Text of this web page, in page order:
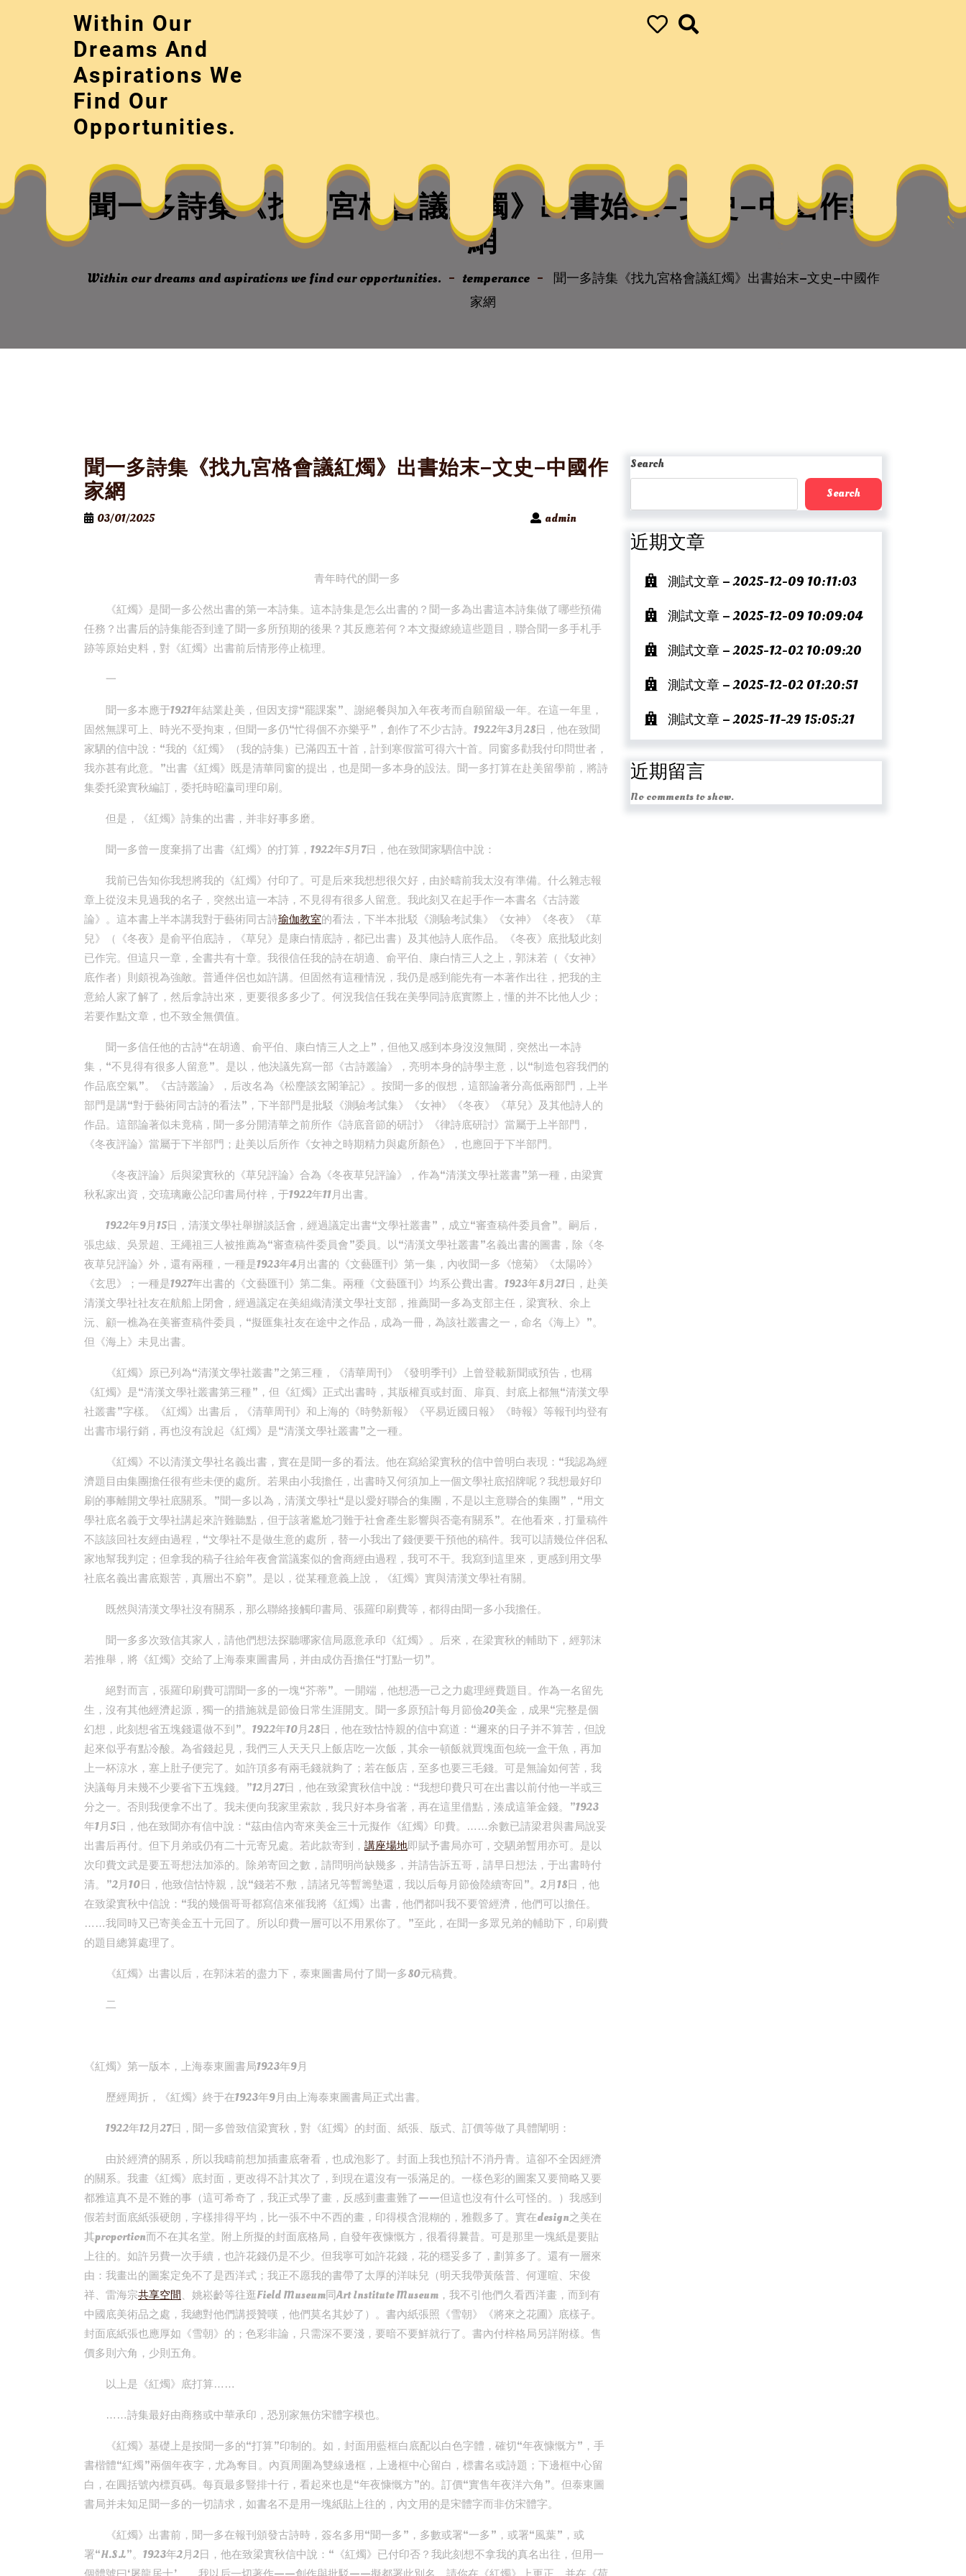
Within Our
Dreams And
Aspirations We
Find Our
Opportunities.
聞一多詩集《找九宮格會議紅燭》出書始末–文史–中國作家
網
Within our dreams and aspirations we find our opportunities. temperance
聞一多詩集《找九宮格會議紅燭》出書始末–文史–中國作
家網
聞一多詩集《找九宮格會議紅燭》出書始末–文史–中國作
家網
03/01/2025 admin
青年時代的聞一多
《紅燭》是聞一多公然出書的第一本詩集。這本詩集是怎么出書的？聞一多為出書這本詩集做了哪些預備
任務？出書后的詩集能否到達了聞一多所預期的後果？其反應若何？本文擬繚繞這些題目，聯合聞一多手札手
跡等原始史料，對《紅燭》出書前后情形停止梳理。
一
聞一多本應于1921年結業赴美，但因支撐“罷課案”、謝絕餐與加入年夜考而自願留級一年。在這一年里，
固然無課可上、時光不受拘束，但聞一多仍“忙得個不亦樂乎”，創作了不少古詩。1922年3月28日，他在致聞
家駟的信中說：“我的《紅燭》（我的詩集）已滿四五十首，計到寒假當可得六十首。同窗多勸我付印問世者，
我亦甚有此意。”出書《紅燭》既是清華同窗的提出，也是聞一多本身的設法。聞一多打算在赴美留學前，將詩
集委托梁實秋編訂，委托時昭瀛司理印刷。
但是，《紅燭》詩集的出書，并非好事多磨。
聞一多曾一度棄捐了出書《紅燭》的打算，1922年5月7日，他在致聞家駟信中說：
我前已告知你我想將我的《紅燭》付印了。可是后來我想想很欠好，由於疇前我太沒有準備。什么雜志報
章上從沒未見過我的名子，突然出這一本詩，不見得有很多人留意。我此刻又在起手作一本書名《古詩叢
論》。這本書上半本講我對于藝術同古詩瑜伽教室的看法，下半本批駁《測驗考試集》《女神》《冬夜》《草
兒》（《冬夜》是俞平伯底詩，《草兒》是康白情底詩，都已出書）及其他詩人底作品。《冬夜》底批駁此刻
已作完。但這只一章，全書共有十章。我很信任我的詩在胡適、俞平伯、康白情三人之上，郭沫若（《女神》
底作者）則頗視為強敵。普通伴侶也如許講。但固然有這種情況，我仍是感到能先有一本著作出往，把我的主
意給人家了解了，然后拿詩出來，更要很多多少了。何況我信任我在美學同詩底實際上，懂的并不比他人少；
若要作點文章，也不致全無價值。
聞一多信任他的古詩“在胡適、俞平伯、康白情三人之上”，但他又感到本身沒沒無聞，突然出一本詩
集，“不見得有很多人留意”。是以，他決議先寫一部《古詩叢論》，亮明本身的詩學主意，以“制造包容我們的
作品底空氣”。《古詩叢論》，后改名為《松麈談玄閣筆記》。按聞一多的假想，這部論著分高低兩部門，上半
部門是講“對于藝術同古詩的看法”，下半部門是批駁《測驗考試集》《女神》《冬夜》《草兒》及其他詩人的
作品。這部論著似未竟稿，聞一多分開清華之前所作《詩底音節的研討》《律詩底研討》當屬于上半部門，
《冬夜評論》當屬于下半部門；赴美以后所作《女神之時期精力與處所顏色》，也應回于下半部門。
《冬夜評論》后與梁實秋的《草兒評論》合為《冬夜草兒評論》，作為“清漢文學社叢書”第一種，由梁實
秋私家出資，交琉璃廠公記印書局付梓，于1922年11月出書。
1922年9月15日，清漢文學社舉辦談話會，經過議定出書“文學社叢書”，成立“審查稿件委員會”。嗣后，
張忠紱、吳景超、王繩祖三人被推薦為“審查稿件委員會”委員。以“清漢文學社叢書”名義出書的圖書，除《冬
夜草兒評論》外，還有兩種，一種是1923年4月出書的《文藝匯刊》第一集，內收聞一多《憶菊》《太陽吟》
《玄思》；一種是1927年出書的《文藝匯刊》第二集。兩種《文藝匯刊》均系公費出書。1923年8月21日，赴美
清漢文學社社友在航船上閉會，經過議定在美組織清漢文學社支部，推薦聞一多為支部主任，梁實秋、余上
沅、顧一樵為在美審查稿件委員，“擬匯集社友在途中之作品，成為一冊，為該社叢書之一，命名《海上》”。
但《海上》未見出書。
《紅燭》原已列為“清漢文學社叢書”之第三種，《清華周刊》《發明季刊》上曾登載新聞或預告，也稱
《紅燭》是“清漢文學社叢書第三種”，但《紅燭》正式出書時，其版權頁或封面、扉頁、封底上都無“清漢文學
社叢書”字樣。《紅燭》出書后，《清華周刊》和上海的《時勢新報》《平易近國日報》《時報》等報刊均登有
出書市場行銷，再也沒有說起《紅燭》是“清漢文學社叢書”之一種。
《紅燭》不以清漢文學社名義出書，實在是聞一多的看法。他在寫給梁實秋的信中曾明白表現：“我認為經
濟題目由集團擔任很有些未便的處所。若果由小我擔任，出書時又何須加上一個文學社底招牌呢？我想最好印
刷的事離開文學社底關系。”聞一多以為，清漢文學社“是以愛好聯合的集團，不是以主意聯合的集團”，“用文
學社底名義于文學社講起來許難聽點，但于該著尷尬刁難于社會產生影響與否毫有關系”。在他看來，打量稿件
不該該回社友經由過程，“文學社不是做生意的處所，替一小我出了錢便要干預他的稿件。我可以請幾位伴侶私
家地幫我判定；但拿我的稿子往給年夜會當議案似的會商經由過程，我可不干。我寫到這里來，更感到用文學
社底名義出書底艱苦，真層出不窮”。是以，從某種意義上說，《紅燭》實與清漢文學社有關。
既然與清漢文學社沒有關系，那么聯絡接觸印書局、張羅印刷費等，都得由聞一多小我擔任。
聞一多多次致信其家人，請他們想法探聽哪家信局愿意承印《紅燭》。后來，在梁實秋的輔助下，經郭沫
若推舉，將《紅燭》交給了上海泰東圖書局，并由成仿吾擔任“打點一切”。
絕對而言，張羅印刷費可謂聞一多的一塊“芥蒂”。一開端，他想憑一己之力處理經費題目。作為一名留先
生，沒有其他經濟起源，獨一的措施就是節儉日常生涯開支。聞一多原預計每月節儉20美金，成果“完整是個
幻想，此刻想省五塊錢還做不到”。1922年10月28日，他在致怙恃親的信中寫道：“邇來的日子并不算苦，但說
起來似乎有點冷酸。為省錢起見，我們三人天天只上飯店吃一次飯，其余一頓飯就買塊面包統一盒干魚，再加
上一杯涼水，塞上肚子便完了。如許頂多有兩毛錢就夠了；若在飯店，至多也要三毛錢。可是無論如何苦，我
決議每月未幾不少要省下五塊錢。”12月27日，他在致梁實秋信中說：“我想印費只可在出書以前付他一半或三
分之一。否則我便拿不出了。我未便向我家里索款，我只好本身省著，再在這里借點，湊成這筆金錢。”1923
年1月5日，他在致聞亦有信中說：“茲由信內寄來美金三十元擬作《紅燭》印費。……余數已請梁君與書局說妥
出書后再付。但下月弟或仍有二十元寄兄處。若此款寄到， 講座場地即賦予書局亦可，交駟弟暫用亦可。是以
次印費文武是要五哥想法加添的。除弟寄回之數，請問明尚缺幾多，并請告訴五哥，請早日想法，于出書時付
清。”2月10日，他致信怙恃親，說“錢若不敷，請諸兄等暫籌墊還，我以后每月節儉陸續寄回”。2月18日，他
在致梁實秋中信說：“我的幾個哥哥都寫信來催我將《紅燭》出書，他們都叫我不要管經濟，他們可以擔任。
……我同時又已寄美金五十元回了。所以印費一層可以不用累你了。”至此，在聞一多眾兄弟的輔助下，印刷費
的題目總算處理了。
《紅燭》出書以后，在郭沫若的盡力下，泰東圖書局付了聞一多80元稿費。
二
《紅燭》第一版本，上海泰東圖書局1923年9月
歷經周折，《紅燭》終于在1923年9月由上海泰東圖書局正式出書。
1922年12月27日，聞一多曾致信梁實秋，對《紅燭》的封面、紙張、版式、訂價等做了具體闡明：
由於經濟的關系，所以我疇前想加插畫底奢看，也成泡影了。封面上我也預計不消丹青。這卻不全因經濟
的關系。我畫《紅燭》底封面，更改得不計其次了，到現在還沒有一張滿足的。一樣色彩的圖案又要簡略又要
都雅這真不是不難的事（這可希奇了，我正式學了畫，反感到畫畫難了——但這也沒有什么可怪的。）我感到
假若封面底紙張硬朗，字樣排得平均，比一張不中不西的畫，印得模含混糊的，雅觀多了。實在design之美在
其proportion而不在其名堂。附上所擬的封面底格局，自發年夜慷慨方，很看得曩昔。可是那里一塊紙是要貼
上往的。如許另費一次手續，也許花錢仍是不少。但我寧可如許花錢，花的穩妥多了，劃算多了。還有一層來
由：我畫出的圖案定免不了是西洋式；我正不愿我的書帶了太厚的洋味兒（明天我帶黃蔭普、何運暄、宋俊
祥、雷海宗共享空間、姚崧齡等往逛Field Museum同Art Institute Museum，我不引他們久看西洋畫，而到有
中國底美術品之處，我總對他們講授贊嘆，他們莫名其妙了）。書內紙張照《雪朝》《將來之花圃》底樣子。
封面底紙張也應厚如《雪朝》的；色彩非論，只需深不要淺，要暗不要鮮就行了。書內付梓格局另詳附樣。售
價多則六角，少則五角。
以上是《紅燭》底打算……
……詩集最好由商務或中華承印，恐別家無仿宋體字模也。
《紅燭》基礎上是按聞一多的“打算”印制的。如，封面用藍框白底配以白色字體，確切“年夜慷慨方”，手
書楷體“紅燭”兩個年夜字，尤為奪目。內頁周圍為雙線邊框，上邊框中心留白，標書名或詩題；下邊框中心留
白，在圓括號內標頁碼。每頁最多豎排十行，看起來也是“年夜慷慨方”的。訂價“實售年夜洋六角”。但泰東圖
書局并未知足聞一多的一切請求，如書名不是用一塊紙貼上往的，內文用的是宋體字而非仿宋體字。
《紅燭》出書前，聞一多在報刊頒發古詩時，簽名多用“聞一多”，多數或署“一多”，或署“風葉”，或
署“H.S.L”。1923年2月2日，他在致梁實秋信中說：“《紅燭》已付印否？我此刻想不拿我的真名出往，但用一
Search
Search
近期文章
測試文章 – 2025-12-09 10:11:03
測試文章 – 2025-12-09 10:09:04
測試文章 – 2025-12-02 10:09:20
測試文章 – 2025-12-02 01:20:51
測試文章 – 2025-11-29 15:05:21
近期留言
No comments to show.